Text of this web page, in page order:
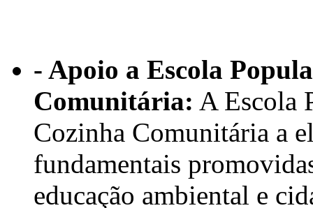
- Apoio a Escola
Comunitária: A Escola
Cozinha Comunitária a
fundamentais
educação ambiental e